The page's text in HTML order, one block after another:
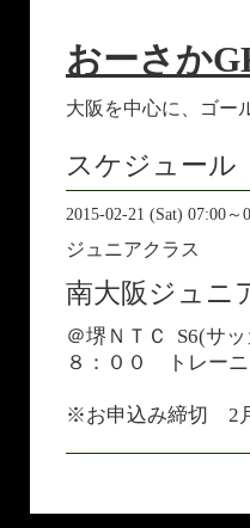
おーさか
大阪を中心に、ゴー
スケジュール
2015-02-21 (Sat) 07:00～
ジュニアクラス
南大阪ジュニ
＠堺ＮＴＣ S6(
８：００ トレー
※お申込み締切 2